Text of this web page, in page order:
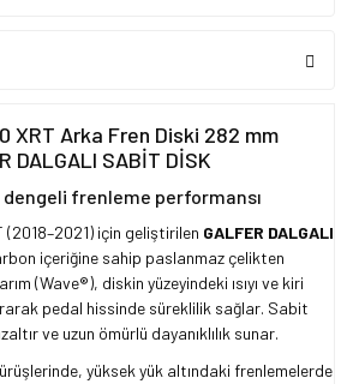
XRT Arka Fren Diski 282 mm
DALGALI SABİT DİSK
dengeli frenleme performansı
(2018–2021) için geliştirilen GALFER DALGALI
içeriğine sahip paslanmaz çelikten
(Wave®), diskin yüzeyindeki ısıyı ve kiri
pedal hissinde süreklilik sağlar. Sabit
ve uzun ömürlü dayanıklılık sunar.
yüksek yük altındaki frenlemelerde